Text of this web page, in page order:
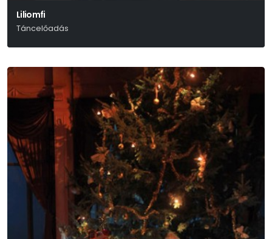
Liliomfi
Táncelőadás